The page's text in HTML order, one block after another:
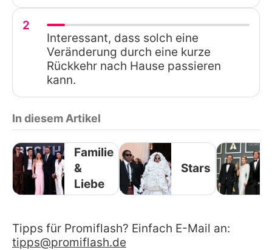
2
Interessant, dass solch eine
Veränderung durch eine kurze
Rückkehr nach Hause passieren
kann.
In diesem Artikel
Familie
&
Liebe
Stars
Tipps für Promiflash? Einfach E-Mail an:
tipps@promiflash.de